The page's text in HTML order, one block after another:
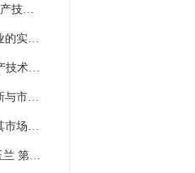
DB3302∕T 184-2018 蜂毒生产技术规程
智能化仓储管理在食品行业的实施策略
DB14∕T 2763-2023 知母生产技术规程
轨道交通牵引电机技术革新与市场前景探讨
高性能电子设备的研发及其市场营销技巧
DB41∕T 2627.4-2024 望春玉兰 第4部分：药用林栽培技术规程